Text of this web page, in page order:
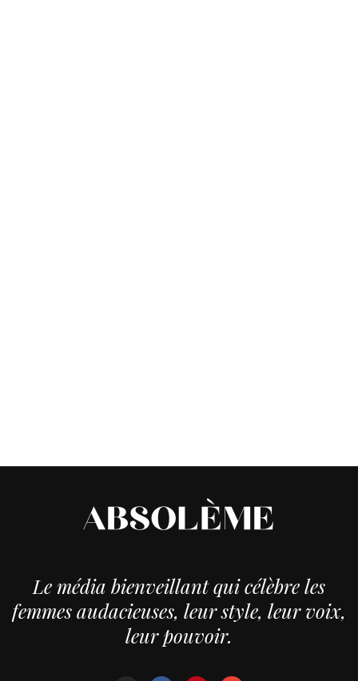
Le média bienveillant qui célèbre les
femmes audacieuses, leur style, leur voix,
leur pouvoir.